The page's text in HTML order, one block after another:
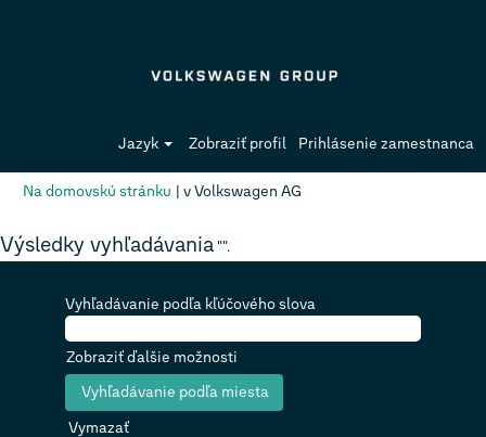
Jazyk Zobraziť profil Prihlásenie zamestnanca
Na domovskú stránku | v Volkswagen AG
Výsledky vyhľadávania "".
Vyhľadávanie podľa kľúčového slova
Zobraziť ďalšie možnosti
Vymazať